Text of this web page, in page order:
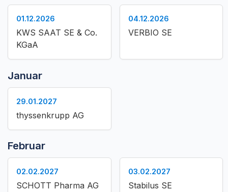
01.12.2026
KWS SAAT SE & Co.
KGaA
04.12.2026
VERBIO SE
Januar
29.01.2027
thyssenkrupp AG
Februar
02.02.2027
SCHOTT Pharma AG
03.02.2027
Stabilus SE